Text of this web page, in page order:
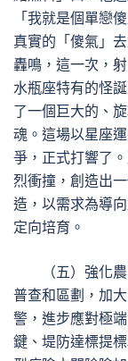
「我就是個單戀
真實的「傻氣」
轟鳴，這一次，
水瓶座特有的怪
了一個巨大的、
魂。這場以星座
爭，正式打響了
烈衝撞，創造出
造，以需求為導
定向培育。
（五）強化
普查和區劃，加
警，進步應對極
鍵、堤防達標提